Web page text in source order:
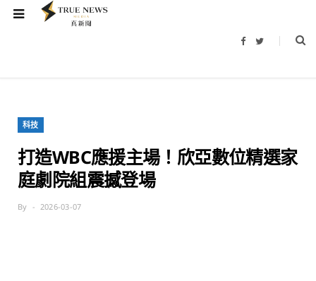
F
b
T
t
科技
打造WBC應援主場！欣亞數位精選家
庭劇院組震撼登場
By 2026-03-07